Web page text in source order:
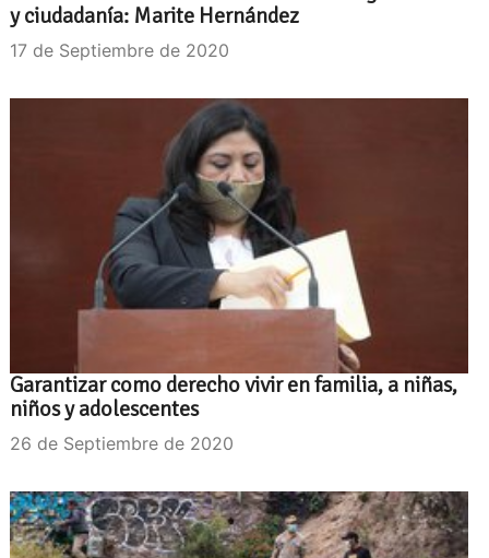
y ciudadanía: Marite Hernández
17 de Septiembre de 2020
Garantizar como derecho vivir en familia, a niñas,
niños y adolescentes
26 de Septiembre de 2020